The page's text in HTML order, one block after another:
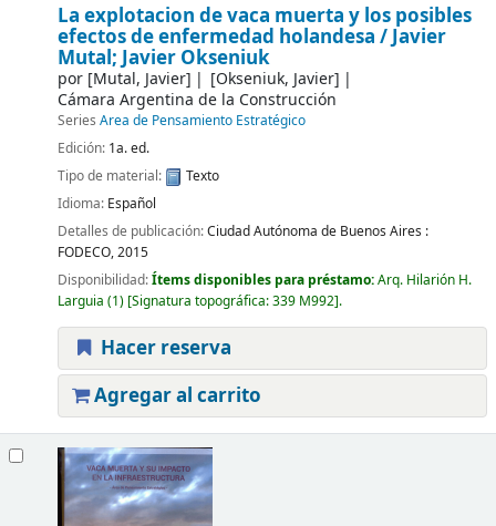
La explotacion de vaca muerta y los posibles
efectos de enfermedad holandesa /Javier
Mutal; Javier Okseniuk
por [Mutal, Javier]
[Okseniuk, Javier]
Cámara Argentina de la Construcción
Series Area de Pensamiento Estratégico
Edición: 1a. ed.
Tipo de material:
Texto
Idioma: Español
Detalles de publicación:Ciudad Autónoma de Buenos Aires :
FODECO,2015
Disponibilidad:Ítems disponibles para préstamo:Arq. Hilarión H.
Larguia (1) Signatura topográfica:339 M992 .
Hacer reserva
Agregar al carrito